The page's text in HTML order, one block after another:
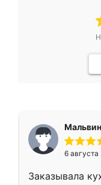
6 августа
Заказывала